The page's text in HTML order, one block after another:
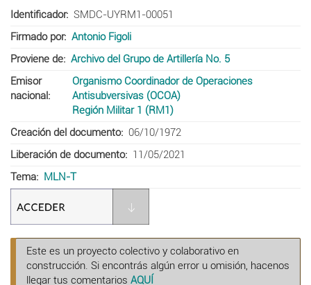
Identificador
SMDC-UYRM1-00051
Firmado por
Antonio Figoli
Proviene de
Archivo del Grupo de Artillería No. 5
Emisor
nacional
Organismo Coordinador de Operaciones
Antisubversivas (OCOA)
Región Militar 1 (RM1)
Creación del documento
06/10/1972
Liberación de documento
11/05/2021
Tema
MLN-T
Este es un proyecto colectivo y colaborativo en
construcción. Si encontrás algún error u omisión, hacenos
llegar tus comentarios AQUÍ